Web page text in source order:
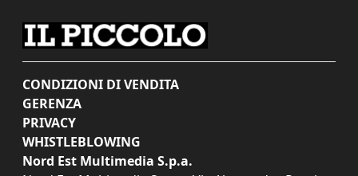
CONDIZIONI DI VENDITA
GERENZA
PRIVACY
WHISTLEBLOWING
Nord Est Multimedia S.p.a.